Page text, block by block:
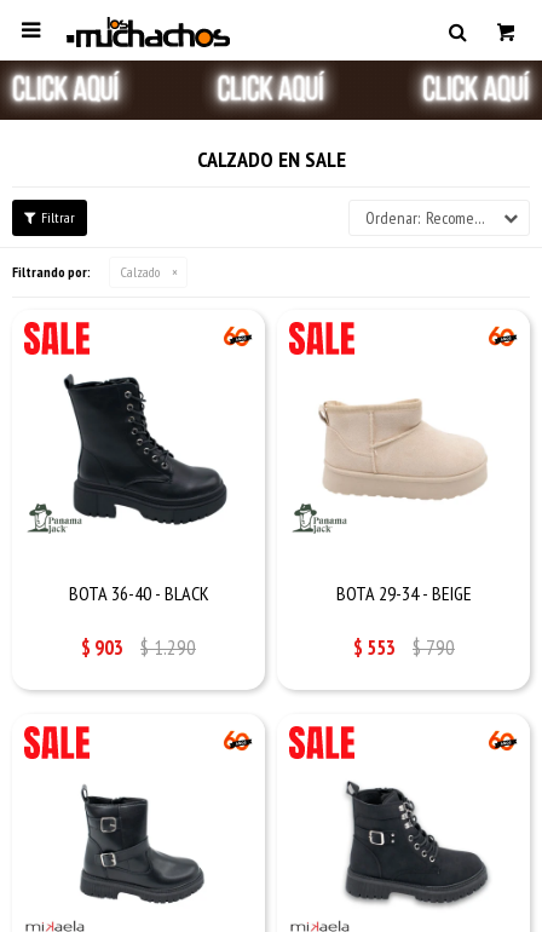

CALZADO EN SALE
Recomendados
Filtrando por: Calzado
BOTA 36-40 - BLACK
$ 903 $1.290
BOTA 29-34 - BEIGE
$ 553 $790